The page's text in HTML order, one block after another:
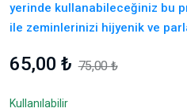
yerinde kullanabileceğiniz bu
ile zeminlerinizi hijyenik ve
65,00 ₺ 75,00 ₺
Kullanılabilir